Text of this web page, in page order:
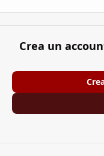
Crea un